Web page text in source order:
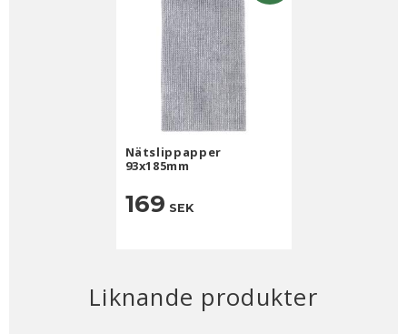
Nätslippapper
93x185mm
169 SEK
Liknande produkter